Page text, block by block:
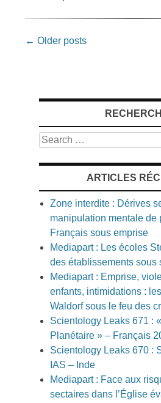
Post
← Older posts
Search
ARTICLES
Zone interdite : Dérives
manipulation mentale de
Français sous emprise
Mediapart : Les écoles
des établissements sous
Mediapart : Emprise,
enfants, intimidations :
Waldorf sous le feu des
Scientology Leaks 671 :
Planétaire » – Français
Scientology Leaks 670 :
IAS – Inde
Mediapart : Face aux
sectaires dans l’Église